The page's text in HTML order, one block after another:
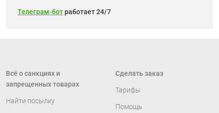
Телеграм-ботработает 24/7
Всё о санкциях и
запрещенных товарах
Найти посылку
Сделать заказ
Тарифы
Помощь